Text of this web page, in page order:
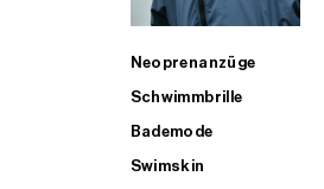
Neoprenanzüge
Schwimmbrille
Bademode
Swimskin